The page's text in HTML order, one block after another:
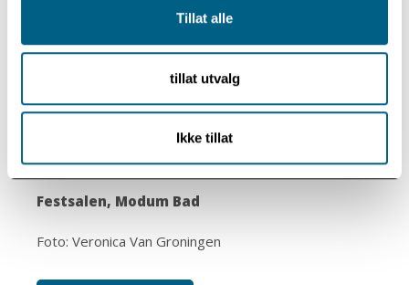
Tillat alle
tillat utvalg
Ikke tillat
Kjøp billetter på forhånd på biblioteket i Vikersund,
på denne siden eller i døra.
Onsdag 22. oktober kl. 20.00
Festsalen, Modum Bad
Foto: Veronica Van Groningen